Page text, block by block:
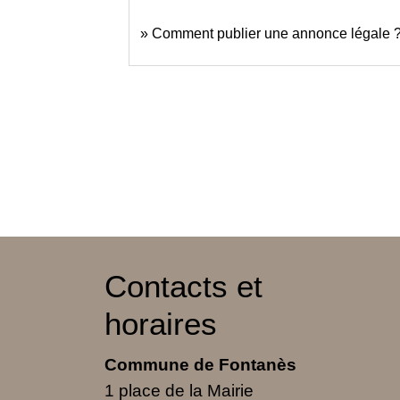
Comment publier une annonce légale
Contacts et
horaires
Commune de Fontanès
1 place de la Mairie